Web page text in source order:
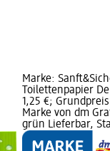
Marke:
Toilettenpapier
1,25 €;
Marke von dm
grün Lieferbar,